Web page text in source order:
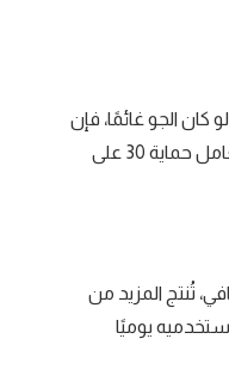
لو كان الجو غائمًا، فإن
الأشعة فوق البنفسجية تخترق الغيوم والنوافذ، مما يعرض بشرتكِ للتصبغات والتجاعيد. لا تخرجي من المنزل بدون واقٍ بمعامل حماية 30 على
تُنتج المزيد من
يوميًا